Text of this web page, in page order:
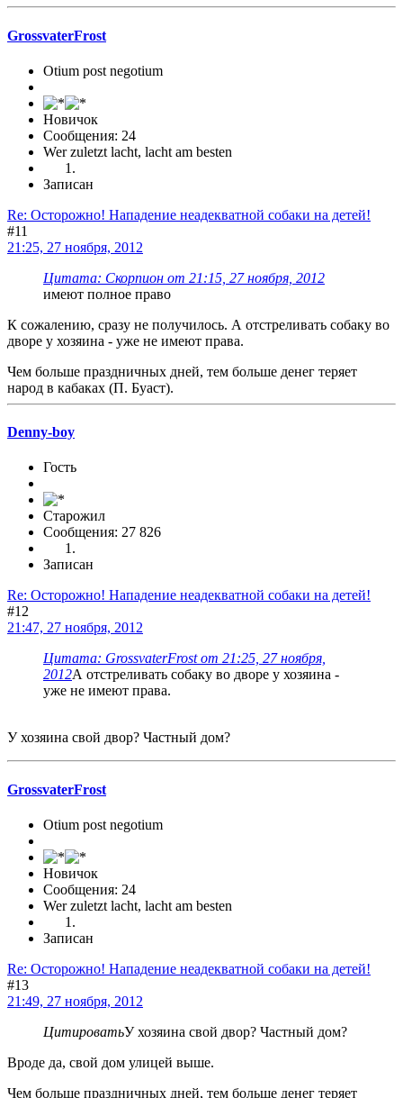
GrossvaterFrost
Otium post negotium
Новичок
Сообщения: 24
Wer zuletzt lacht, lacht am besten
Записан
Re: Осторожно! Нападение неадекватной собаки на детей!
#11
21:25, 27 ноября, 2012
Цитата: Скорпион от 21:15, 27 ноября, 2012
имеют полное право
К сожалению, сразу не получилось. А отстреливать собаку во
дворе у хозяина - уже не имеют права.
Чем больше праздничных дней, тем больше денег теряет
народ в кабаках (П. Буаст).
Denny-boy
Гость
Старожил
Сообщения: 27 826
Записан
Re: Осторожно! Нападение неадекватной собаки на детей!
#12
21:47, 27 ноября, 2012
Цитата: GrossvaterFrost от 21:25, 27 ноября,
2012А отстреливать собаку во дворе у хозяина -
уже не имеют права.
У хозяина свой двор? Частный дом?
GrossvaterFrost
Otium post negotium
Новичок
Сообщения: 24
Wer zuletzt lacht, lacht am besten
Записан
Re: Осторожно! Нападение неадекватной собаки на детей!
#13
21:49, 27 ноября, 2012
ЦитироватьУ хозяина свой двор? Частный дом?
Вроде да, свой дом улицей выше.
Чем больше праздничных дней, тем больше денег теряет